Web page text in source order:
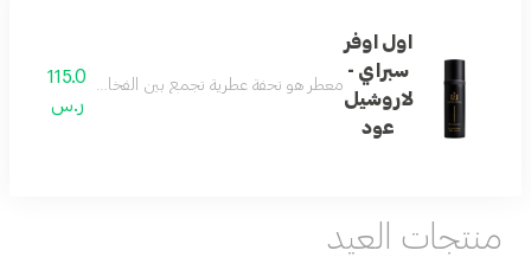
اول اوفر
سبراي -
لاروشيل
عود
معطر هو تحفة عطرية تجمع بين الفخامة الشرقية والنفحات
115.0
ر.س
منتجات العيد